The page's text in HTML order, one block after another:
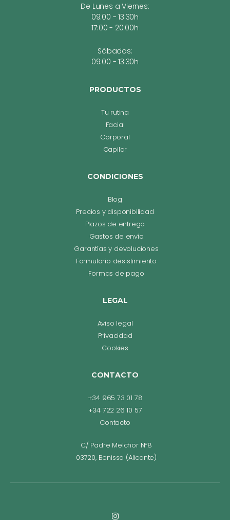
De Lunes a Viernes:
09:00 - 13:30h
17:00 - 20:00h
Sábados:
09:00 - 13:30h
PRODUCTOS
Tu rutina
Facial
Corporal
Capilar
CONDICIONES
Blog
Precios y disponibilidad
Plazos de entrega
Gastos de envío
Garantías y devoluciones
Formulario desistimiento
Formas de pago
LEGAL
Aviso legal
Privacidad
Cookies
CONTACTO
+34 965 73 01 78
+34 722 26 10 57
Contacto
C/ Padre Melchor Nº8
03720, Benissa (Alicante)